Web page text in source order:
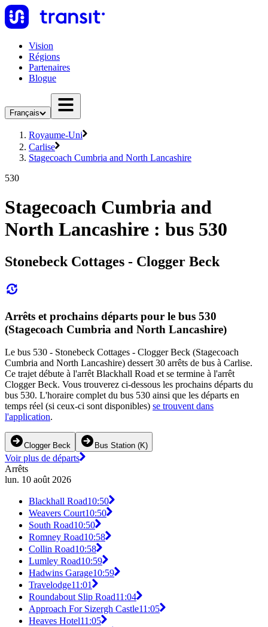
Vision
Régions
Partenaires
Blogue
Français
Royaume-Uni
Carlise
Stagecoach Cumbria and North Lancashire
530
Stagecoach Cumbria and
North Lancashire : bus 530
Stonebeck Cottages - Clogger Beck
Arrêts et prochains départs pour le bus 530
(Stagecoach Cumbria and North Lancashire)
Le bus 530 - Stonebeck Cottages - Clogger Beck (Stagecoach
Cumbria and North Lancashire) dessert 30 arrêts de bus à Carlise.
Ce trajet débute à l'arrêt Blackhall Road et se termine à l'arrêt
Clogger Beck. Vous trouverez ci-dessous les prochains départs du
bus 530. L'horaire complet du bus 530 ainsi que les départs en
temps réel (si ceux-ci sont disponibles) se trouvent dans
l'application.
Clogger Beck Bus Station (K)
Voir plus de départs
Arrêts
lun. 10 août 2026
Blackhall Road10:50
Weavers Court10:50
South Road10:50
Romney Road10:58
Collin Road10:58
Lumley Road10:59
Hadwins Garage10:59
Travelodge11:01
Roundabout Slip Road11:04
Approach For Sizergh Castle11:05
Heaves Hotel11:05